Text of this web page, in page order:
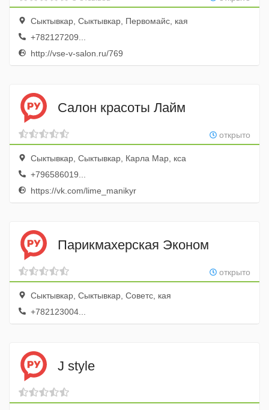
Сыктывкар, Сыктывкар, Первомайс, кая
+782127209...
http://vse-v-salon.ru/769
Салон красоты Лайм
открыто
Сыктывкар, Сыктывкар, Карла Мар, кса
+796586019...
https://vk.com/lime_manikyr
Парикмахерская Эконом
открыто
Сыктывкар, Сыктывкар, Советс, кая
+782123004...
J style